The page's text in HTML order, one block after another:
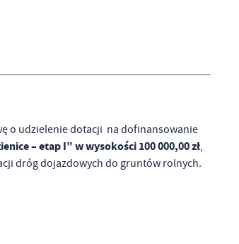
o udzielenie dotacji na dofinansowanie
– etap I” w wysokości 100 000,00 zł,
dróg dojazdowych do gruntów rolnych.